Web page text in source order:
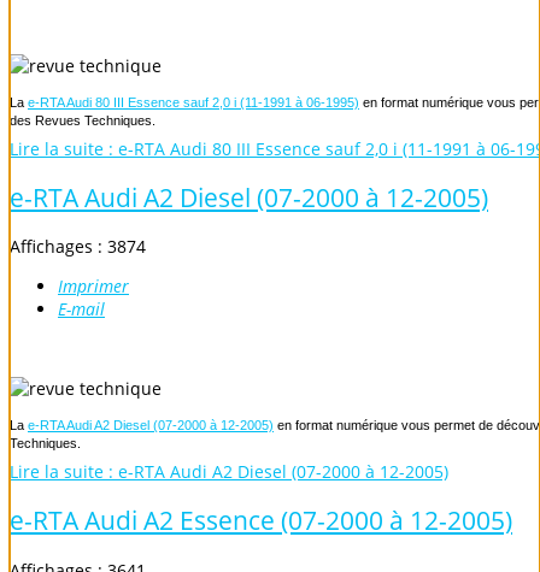
La e-RTA Audi 80 III Essence sauf 2,0 i (11-1991 à 06-1995) en format numérique vous
des Revues Techniques.
Lire la suite : e-RTA Audi 80 III Essence sauf 2,0 i (11-1991 à 06-
e-RTA Audi A2 Diesel (07-2000 à 12-2005)
Affichages : 3874
Imprimer
E-mail
La e-RTA Audi A2 Diesel (07-2000 à 12-2005) en format numérique vous permet de
Techniques.
Lire la suite : e-RTA Audi A2 Diesel (07-2000 à 12-2005)
e-RTA Audi A2 Essence (07-2000 à 12-2005)